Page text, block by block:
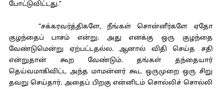
போட்டுவிட்டது.”
“சக்கரவர்த்திகளே, நீங்கள் சொன்னீர்களே ஏதோ
குழந்தைப் பாசம் என்று. அது எனக்கு ஒரு குழந்தை
வேண்டுமென்று ஏற்பட்டதல்ல. ஆனால் விதி செய்த சதி
என்றுதான் கூற வேண்டும். தங்கள் தந்தையார்
தெய்வமாகிவிட்ட அந்த மாமன்னர் கூட ஒருமுறை ஒரு சிறு
தவறு செய்தார். அதைப் பிறகு என்னிடம் சொல்லிச் சொல்லி